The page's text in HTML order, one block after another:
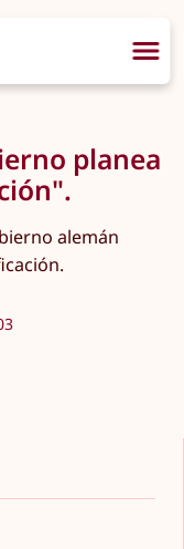
planea
alemán